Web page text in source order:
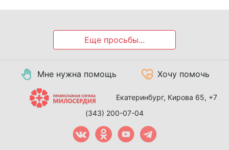
Еще просьбы...
Мне нужна помощь Хочу помочь
Екатеринбург, Кирова 65, +7
(343) 200-07-04